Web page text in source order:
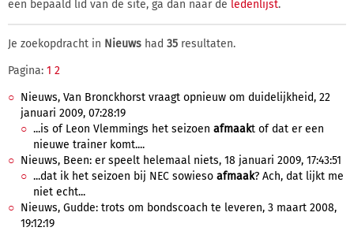
een bepaald lid van de site, ga dan naar de ledenlijst.
Je zoekopdracht in Nieuws had 35 resultaten.
Pagina: 1 2
Nieuws, Van Bronckhorst vraagt opnieuw om duidelijkheid, 22
januari 2009, 07:28:19
...is of Leon Vlemmings het seizoen afmaakt of dat er een
nieuwe trainer komt....
Nieuws, Been: er speelt helemaal niets, 18 januari 2009, 17:43:51
...dat ik het seizoen bij NEC sowieso afmaak? Ach, dat lijkt me
niet echt...
Nieuws, Gudde: trots om bondscoach te leveren, 3 maart 2008,
19:12:19